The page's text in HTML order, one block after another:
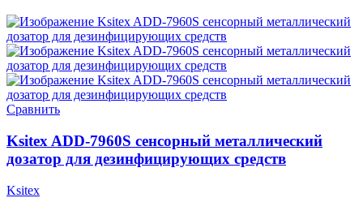
Сравнить
Ksitex ADD-7960S сенсорный металлический
дозатор для дезинфицирующих средств
Ksitex